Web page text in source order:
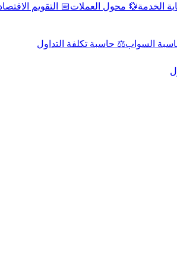
الخدمة💱 محول العملات📅 التقويم
السواب⚖️ حاسبة تكلفة التداول